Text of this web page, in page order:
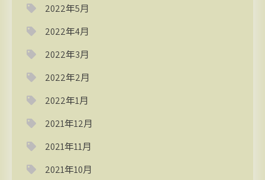
2022年5月
2022年4月
2022年3月
2022年2月
2022年1月
2021年12月
2021年11月
2021年10月